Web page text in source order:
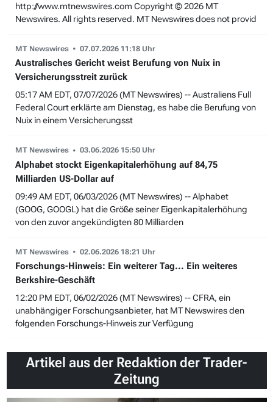
Artikel aus der Redaktion der Trader-
Zeitung
http://www.mtnewswires.com Copyright © 2026 MT
Newswires. All rights reserved. MT Newswires does not provid
MT Newswires 07.07.2026 11:18 Uhr
Australisches Gericht weist Berufung von Nuix in
Versicherungsstreit zurück
05:17 AM EDT, 07/07/2026 (MT Newswires) -- Australiens Full
Federal Court erklärte am Dienstag, es habe die Berufung von
Nuix in einem Versicherungsst
MT Newswires 03.06.2026 15:50 Uhr
Alphabet stockt Eigenkapitalerhöhung auf 84,75
Milliarden US-Dollar auf
09:49 AM EDT, 06/03/2026 (MT Newswires) -- Alphabet
(GOOG, GOOGL) hat die Größe seiner Eigenkapitalerhöhung
von den zuvor angekündigten 80 Milliarden
MT Newswires 02.06.2026 18:21 Uhr
Forschungs-Hinweis: Ein weiterer Tag... Ein weiteres
Berkshire-Geschäft
12:20 PM EDT, 06/02/2026 (MT Newswires) -- CFRA, ein
unabhängiger Forschungsanbieter, hat MT Newswires den
folgenden Forschungs-Hinweis zur Verfügung